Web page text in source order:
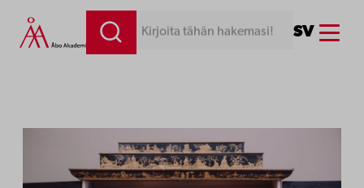
Siirry
sisältöön
Kirjoita tähän hakemasi! SV Menu